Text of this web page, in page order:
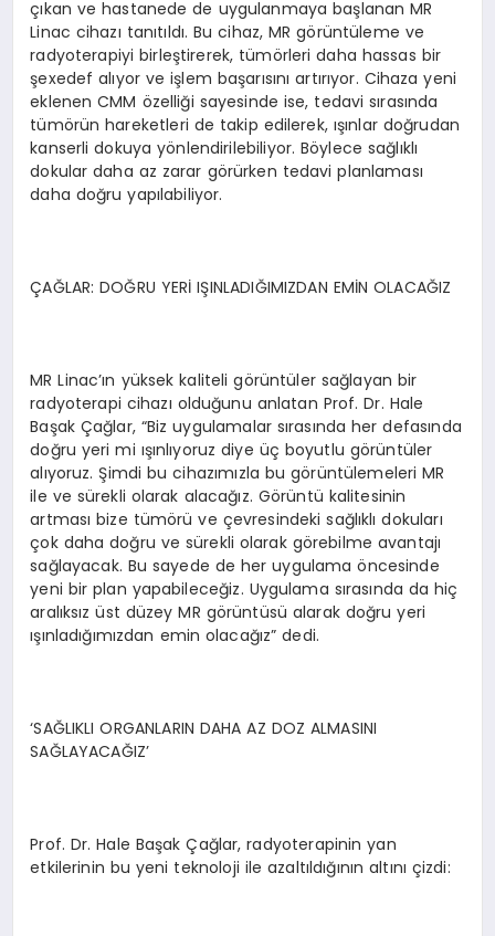
çıkan ve hastanede de uygulanmaya başlanan MR
Linac cihazı tanıtıldı. Bu cihaz, MR görüntüleme ve
radyoterapiyi birleştirerek, tümörleri daha hassas bir
şexedef alıyor ve işlem başarısını artırıyor. Cihaza yeni
eklenen CMM özelliği sayesinde ise, tedavi sırasında
tümörün hareketleri de takip edilerek, ışınlar doğrudan
kanserli dokuya yönlendirilebiliyor. Böylece sağlıklı
dokular daha az zarar görürken tedavi planlaması
daha doğru yapılabiliyor.
ÇAĞLAR: DOĞRU YERİ IŞINLADIĞIMIZDAN EMİN OLACAĞIZ
MR Linac’ın yüksek kaliteli görüntüler sağlayan bir
radyoterapi cihazı olduğunu anlatan Prof. Dr. Hale
Başak Çağlar, “Biz uygulamalar sırasında her defasında
doğru yeri mi ışınlıyoruz diye üç boyutlu görüntüler
alıyoruz. Şimdi bu cihazımızla bu görüntülemeleri MR
ile ve sürekli olarak alacağız. Görüntü kalitesinin
artması bize tümörü ve çevresindeki sağlıklı dokuları
çok daha doğru ve sürekli olarak görebilme avantajı
sağlayacak. Bu sayede de her uygulama öncesinde
yeni bir plan yapabileceğiz. Uygulama sırasında da hiç
aralıksız üst düzey MR görüntüsü alarak doğru yeri
ışınladığımızdan emin olacağız” dedi.
‘SAĞLIKLI ORGANLARIN DAHA AZ DOZ ALMASINI
SAĞLAYACAĞIZ’
Prof. Dr. Hale Başak Çağlar, radyoterapinin yan
etkilerinin bu yeni teknoloji ile azaltıldığının altını çizdi: